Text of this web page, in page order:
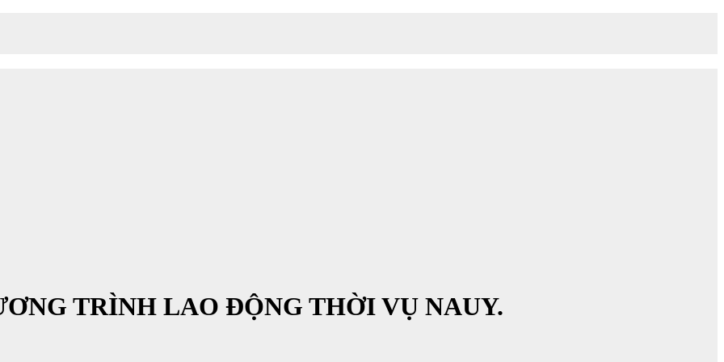
TRÌNH LAO ĐỘNG THỜI VỤ NAUY.